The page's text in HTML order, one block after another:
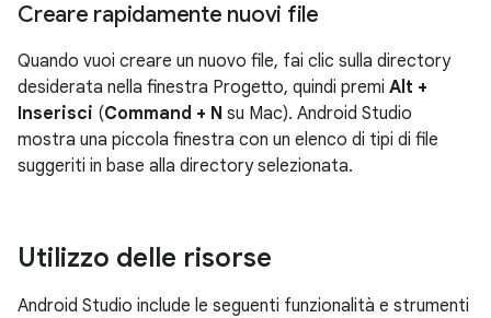
Creare rapidamente nuovi file
Quando vuoi creare un nuovo file, fai clic sulla directory
desiderata nella finestra Progetto, quindi premi Alt +
Inserisci (Command + N su Mac). Android Studio
mostra una piccola finestra con un elenco di tipi di file
suggeriti in base alla directory selezionata.
Utilizzo delle risorse
Android Studio include le seguenti funzionalità e strumenti